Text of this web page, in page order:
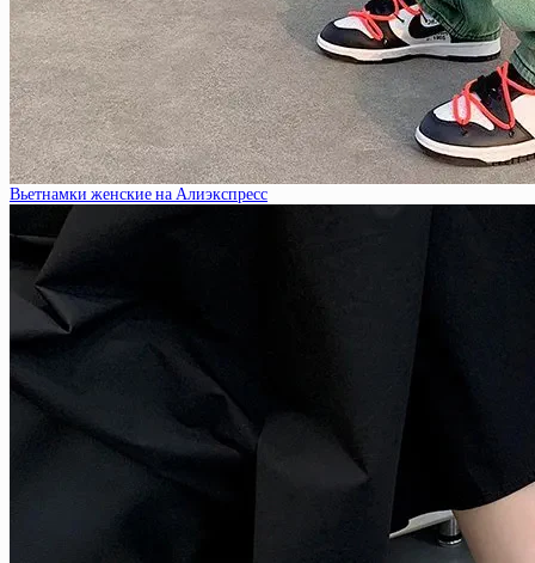
Вьетнамки женские на Алиэкспресс